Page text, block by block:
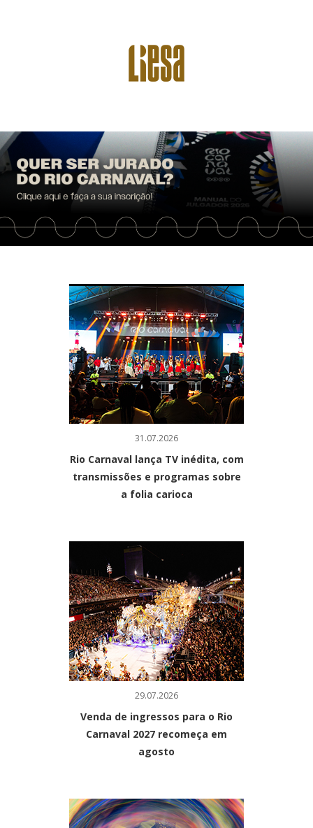
31.07.2026
Rio Carnaval lança TV inédita, com
transmissões e programas sobre
a folia carioca
29.07.2026
Venda de ingressos para o Rio
Carnaval 2027 recomeça em
agosto